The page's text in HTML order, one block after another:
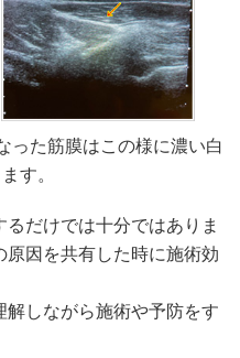
った筋膜はこの様に濃い白
す。
だけでは十分ではありま
因を共有した時に施術効
しながら施術や予防をす